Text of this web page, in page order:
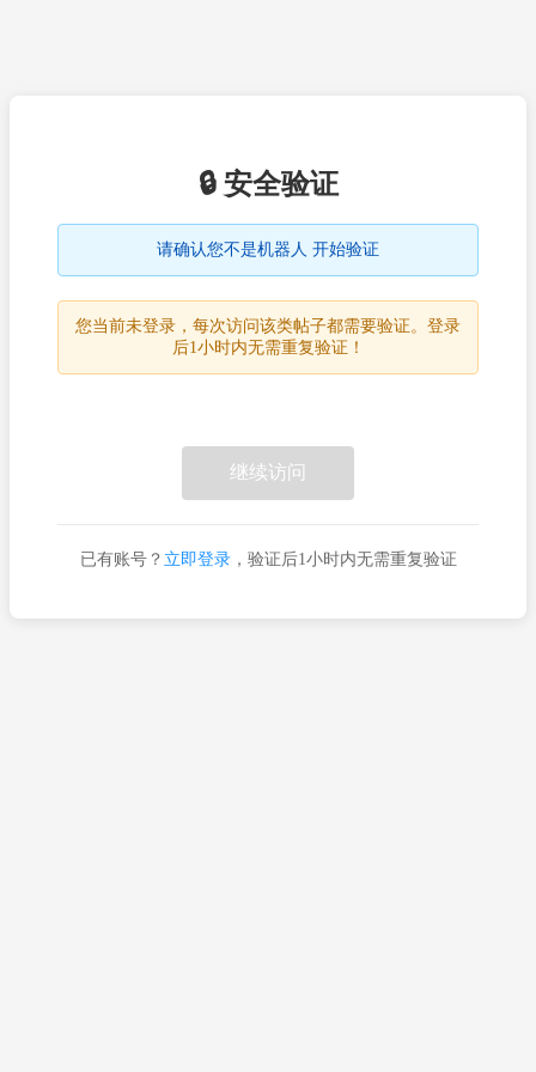
🔒 安全验证
请确认您不是机器人 开始验证
您当前未登录，每次访问该类帖子都需要验证。登录
后1小时内无需重复验证！
继续访问
已有账号？ 立即登录，验证后1小时内无需重复验证